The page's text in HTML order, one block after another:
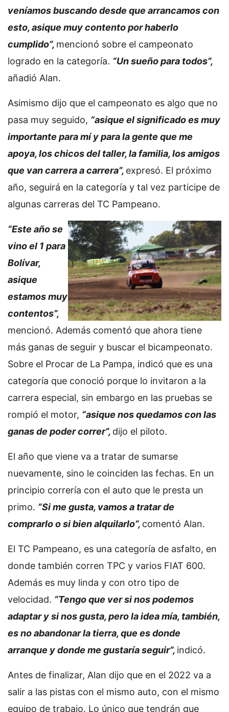
veníamos buscando desde que arrancamos con
esto, asique muy contento por haberlo
cumplido”, mencionó sobre el campeonato
logrado en la categoría. “Un sueño para todos”,
añadió Alan.
Asimismo dijo que el campeonato es algo que no
pasa muy seguido, “asique el significado es muy
importante para mí y para la gente que me
apoya, los chicos del taller, la familia, los amigos
que van carrera a carrera”, expresó. El próximo
año, seguirá en la categoría y tal vez participe de
algunas carreras del TC Pampeano.
“Este año se
vino el 1 para
Bolívar,
asique
estamos muy
contentos”,
mencionó. Además comentó que ahora tiene
más ganas de seguir y buscar el bicampeonato.
Sobre el Procar de La Pampa, indicó que es una
categoría que conoció porque lo invitaron a la
carrera especial, sin embargo en las pruebas se
rompió el motor, “asique nos quedamos con las
ganas de poder correr”, dijo el piloto.
El año que viene va a tratar de sumarse
nuevamente, sino le coinciden las fechas. En un
principio correría con el auto que le presta un
primo. “Si me gusta, vamos a tratar de
comprarlo o si bien alquilarlo”, comentó Alan.
El TC Pampeano, es una categoría de asfalto, en
donde también corren TPC y varios FIAT 600.
Además es muy linda y con otro tipo de
velocidad. “Tengo que ver si nos podemos
adaptar y si nos gusta, pero la idea mía, también,
es no abandonar la tierra, que es donde
arranque y donde me gustaría seguir”, indicó.
Antes de finalizar, Alan dijo que en el 2022 va a
salir a las pistas con el mismo auto, con el mismo
equipo de trabajo. Lo único que tendrán que